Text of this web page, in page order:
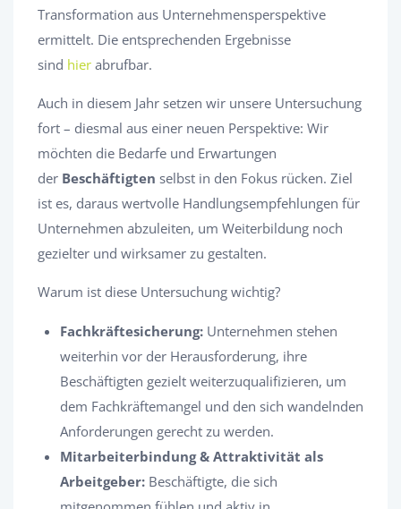
Transformation aus Unternehmensperspektive
ermittelt. Die entsprechenden Ergebnisse
sind hier abrufbar.
Auch in diesem Jahr setzen wir unsere Untersuchung
fort – diesmal aus einer neuen Perspektive: Wir
möchten die Bedarfe und Erwartungen
der Beschäftigten selbst in den Fokus rücken. Ziel
ist es, daraus wertvolle Handlungsempfehlungen für
Unternehmen abzuleiten, um Weiterbildung noch
gezielter und wirksamer zu gestalten.
Warum ist diese Untersuchung wichtig?
Fachkräftesicherung: Unternehmen stehen
weiterhin vor der Herausforderung, ihre
Beschäftigten gezielt weiterzuqualifizieren, um
dem Fachkräftemangel und den sich wandelnden
Anforderungen gerecht zu werden.
Mitarbeiterbindung & Attraktivität als
Arbeitgeber: Beschäftigte, die sich